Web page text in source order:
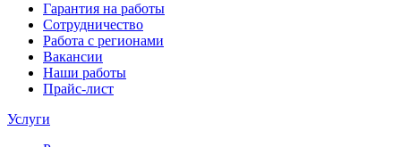
Гарантия на работы
Сотрудничество
Работа с регионами
Вакансии
Наши работы
Прайс-лист
Услуги